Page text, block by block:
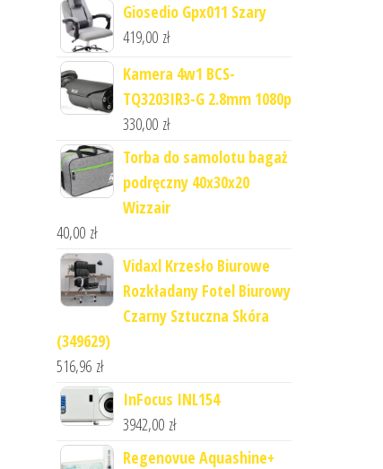
Giosedio Gpx011 Szary
419,00 zł
Kamera 4w1 BCS-
TQ3203IR3-G 2.8mm 1080p
330,00 zł
Torba do samolotu bagaż
podręczny 40x30x20
Wizzair
40,00 zł
Vidaxl Krzesło Biurowe
Rozkładany Fotel Biurowy
Czarny Sztuczna Skóra
(349629)
516,96 zł
InFocus INL154
3942,00 zł
Regenovue Aquashine+